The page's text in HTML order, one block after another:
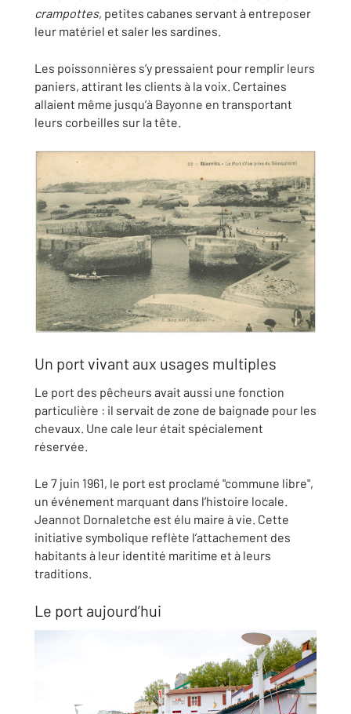
crampottes, petites cabanes servant à entreposer
leur matériel et saler les sardines.
Les poissonnières s’y pressaient pour remplir leurs
paniers, attirant les clients à la voix. Certaines
allaient même jusqu’à Bayonne en transportant
leurs corbeilles sur la tête.
Un port vivant aux usages multiples
Le port des pêcheurs avait aussi une fonction
particulière : il servait de zone de baignade pour les
chevaux. Une cale leur était spécialement
réservée.
Le 7 juin 1961, le port est proclamé "commune libre",
un événement marquant dans l’histoire locale.
Jeannot Dornaletche est élu maire à vie. Cette
initiative symbolique reflète l’attachement des
habitants à leur identité maritime et à leurs
traditions.
Le port aujourd’hui